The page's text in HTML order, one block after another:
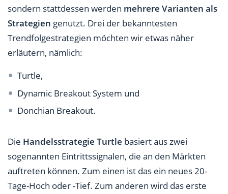
sondern stattdessen werden mehrere Varianten als
Strategien genutzt. Drei der bekanntesten
Trendfolgestrategien möchten wir etwas näher
erläutern, nämlich:
Turtle,
Dynamic Breakout System und
Donchian Breakout.
Die Handelsstrategie Turtle basiert aus zwei
sogenannten Eintrittssignalen, die an den Märkten
auftreten können. Zum einen ist das ein neues 20-
Tage-Hoch oder -Tief. Zum anderen wird das erste